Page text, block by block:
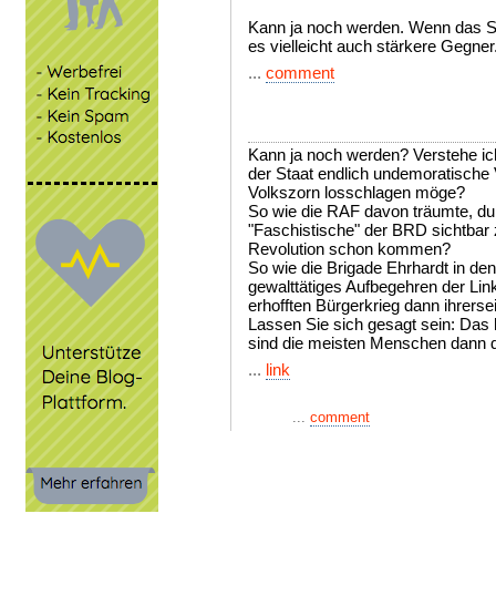
Kann ja noch werden. Wenn das
es vielleicht auch stärkere
... comment
Kann ja noch werden? Verstehe
der Staat endlich
Volkszorn losschlagen möge?
So wie die RAF davon träumte,
"Faschistische" der BRD sichtbar
Revolution schon kommen?
So wie die Brigade Ehrhardt in
gewalttätiges Aufbegehren der
erhofften Bürgerkrieg dann
Lassen Sie sich gesagt sein:
sind die meisten Menschen dann
... link
... comment